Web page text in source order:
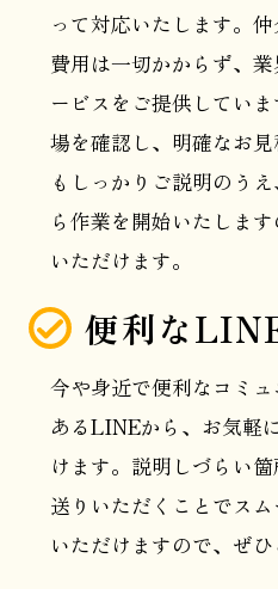
って対応いたします。
費用は一切かからず、
ービスをご提供してい
場を確認し、明確なお
もしっかりご説明のう
ら作業を開始いたしま
いただけます。
便利な
今や身近で便利なコミ
あるLINEから、お気軽
けます。説明しづらい
送りいただくことでス
いただけますので、ぜひ